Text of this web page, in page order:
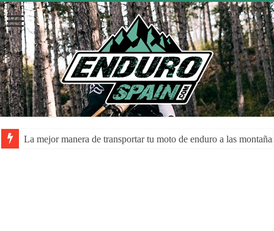
La mejor manera de transportar tu moto de enduro a las